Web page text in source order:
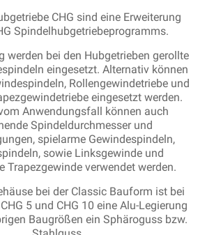
CHG sind eine Erweiterung
Spindelhubgetriebeprogramms.
werden bei den Hubgetrieben gerollte
eingesetzt. Alternativ können
Rollengewindetriebe und
eingesetzt werden.
Anwendungsfall können auch
Spindeldurchmesser und
spielarme Gewindespindeln,
sowie Linksgewinde und
Trapezgewinde verwendet werden.
bei der Classic Bauform ist bei
5 und CHG 10 eine Alu-Legierung
Baugrößen ein Sphäroguss bzw.